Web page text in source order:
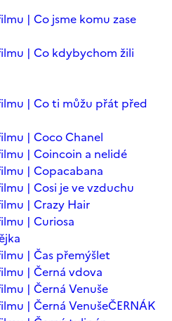
| Co jsme komu zase
| Co kdybychom žili
| Co ti můžu přát před
| Coco Chanel
| Coincoin a nelidé
| Copacabana
| Cosi je ve vzduchu
| Crazy Hair
| Curiosa
| Čas přemýšlet
| Černá vdova
| Černá Venuše
| Černá VenušeČERNÁK